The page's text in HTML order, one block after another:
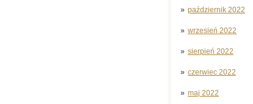
październik 2022
wrzesień 2022
sierpień 2022
czerwiec 2022
maj 2022